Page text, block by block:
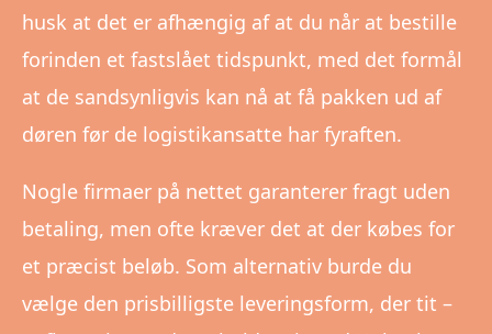
husk at det er afhængig af at du når at bestille
forinden et fastslået tidspunkt, med det formål
at de sandsynligvis kan nå at få pakken ud af
døren før de logistikansatte har fyraften.
Nogle firmaer på nettet garanterer fragt uden
betaling, men ofte kræver det at der købes for
et præcist beløb. Som alternativ burde du
vælge den prisbilligste leveringsform, der tit –